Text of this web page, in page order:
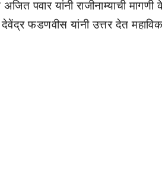
अजित पवार यांनी राजीनाम्याची
फडणवीस यांनी उत्तर देत